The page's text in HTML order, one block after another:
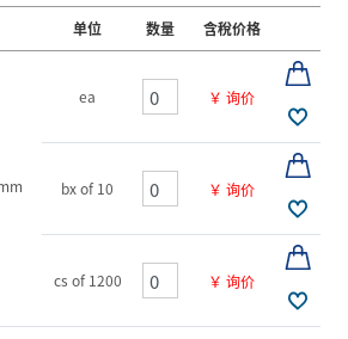
单位 数量 含稅价格
ea ￥ 询价
bx of 10 ￥ 询价
cs of 1200 ￥ 询价